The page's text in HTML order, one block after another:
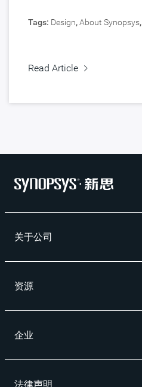
Tags: Design,About Synopsys,
Read Article
关于公司
资源
企业
法律声明